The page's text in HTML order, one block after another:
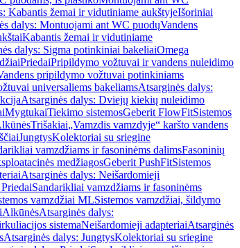
Kabantis žemai ir vidutiniame aukštyjeIšoriniai
dalys: Montuojami ant WC puodųVandens
Kabantis žemai ir vidutiniame
dalys: Sigma potinkiniai bakeliaiOmega
PriedaiPripildymo vožtuvai ir vandens nuleidimo
pripildymo vožtuvai potinkiniams
universaliems bakeliamsAtsarginės dalys:
Atsarginės dalys: Dviejų kiekių nuleidimo
MygtukaiTiekimo sistemosGeberit FlowFitSistemos
Trišakiai„Vamzdis vamzdyje“ karšto vandens
JungtysKolektoriai su sriegine
vamzdžiams ir fasoninėms dalimsFasoninių
medžiagosGeberit PushFitSistemos
Atsarginės dalys: Neišardomieji
Sandarikliai vamzdžiams ir fasoninėms
vamzdžiai MLSistemos vamzdžiai, šildymo
AlkūnėsAtsarginės dalys:
sistemaNeišardomieji adapteriaiAtsarginės
Atsarginės dalys: JungtysKolektoriai su sriegine